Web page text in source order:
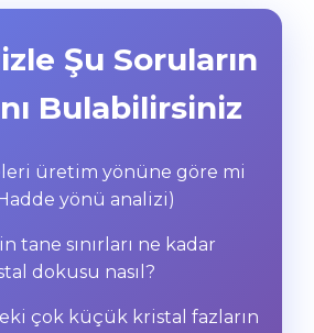
Şu Soruların
Bulabilirsiniz
üretim yönüne göre mi
yönü analizi)
tane sınırları ne kadar
dokusu nasıl?
çok küçük kristal fazların